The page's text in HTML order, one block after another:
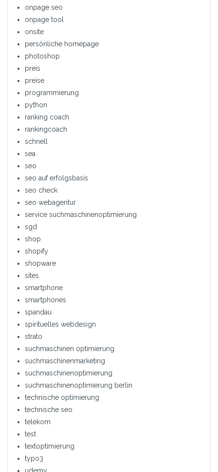
onpage seo
onpage tool
onsite
persönliche homepage
photoshop
preis
preise
programmierung
python
ranking coach
rankingcoach
schnell
sea
seo
seo auf erfolgsbasis
seo check
seo webagentur
service suchmaschinenoptimierung
sgd
shop
shopify
shopware
sites
smartphone
smartphones
spandau
spirituelles webdesign
strato
suchmaschinen optimierung
suchmaschinenmarketing
suchmaschinenoptimierung
suchmaschinenoptimierung berlin
technische optimierung
technische seo
telekom
test
textoptimierung
typo3